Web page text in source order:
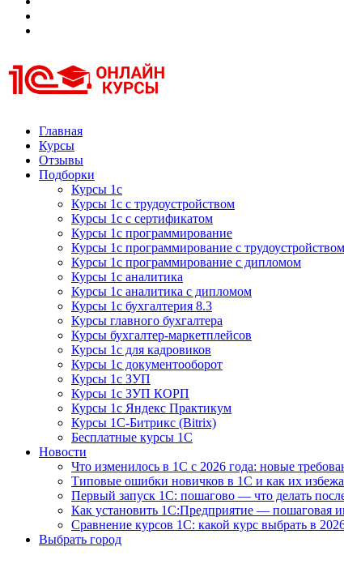
Курсы 1С
Курсы 1С официальная сертификация
Главная
Курсы
Отзывы
Подборки
Курсы 1с
Курсы 1с с трудоустройством
Курсы 1с с сертификатом
Курсы 1с программирование
Курсы 1с программирование с трудоустройством
Курсы 1с программирование с дипломом
Курсы 1с аналитика
Курсы 1с аналитика с дипломом
Курсы 1с бухгалтерия 8.3
Курсы главного бухгалтера
Курсы бухгалтер-маркетплейсов
Курсы 1с для кадровиков
Курсы 1с документооборот
Курсы 1с ЗУП
Курсы 1с ЗУП КОРП
Курсы 1с Яндекс Практикум
Курсы 1С-Битрикс (Bitrix)
Бесплатные курсы 1С
Новости
Что изменилось в 1С с 2026 года: новые
Типовые ошибки новичков в 1С и как их
Первый запуск 1С: пошагово — что делать
Как установить 1С:Предприятие — пошаговая
Сравнение курсов 1С: какой курс выбрать в
Выбрать город